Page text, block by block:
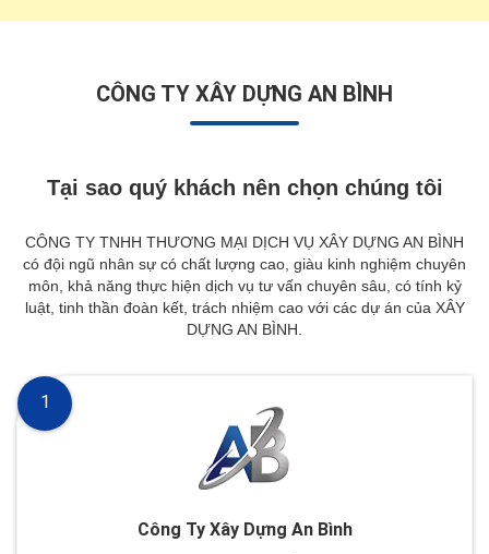
CÔNG TY XÂY DỰNG AN BÌNH
Tại sao quý khách nên chọn chúng tôi
CÔNG TY TNHH THƯƠNG MẠI DỊCH VỤ XÂY DỰNG AN BÌNH
có đội ngũ nhân sự có chất lượng cao, giàu kinh nghiệm chuyên
môn, khả năng thực hiện dịch vụ tư vấn chuyên sâu, có tính kỷ
luật, tinh thần đoàn kết, trách nhiệm cao với các dự án của XÂY
DỰNG AN BÌNH.
Công Ty Xây Dựng An Bình
1